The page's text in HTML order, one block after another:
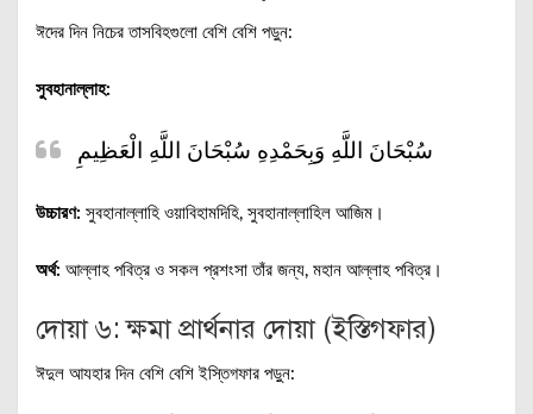
ঈদের দিন নিচের তাসবিহগুলো বেশি বেশি পড়ুন:
সুবহানাল্লাহ:
سُبْحَانَ اللَّهِ وَبِحَمْدِهِ سُبْحَانَ اللَّهِ الْعَظِيمِ
উচ্চারণ: সুবহানাল্লাহি ওয়াবিহামদিহি, সুবহানাল্লাহিল আজিম।
অর্থ: আল্লাহ পবিত্র ও সকল প্রশংসা তাঁর জন্য, মহান আল্লাহ পবিত্র।
দোয়া ৬: ক্ষমা প্রার্থনার দোয়া (ইস্তিগফার)
ঈদুল আযহার দিন বেশি বেশি ইস্তিগফার পড়ুন: